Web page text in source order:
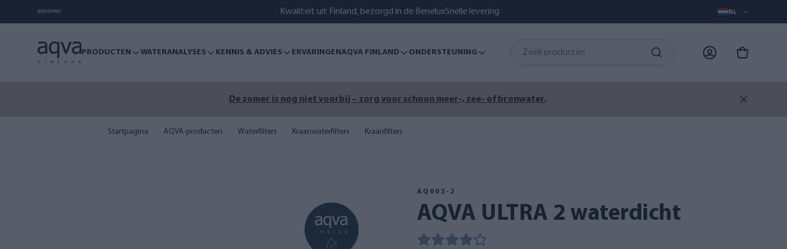
Kwaliteit uit Finland, bezorgd in de BeneluxSnelle levering NL
PRODUCTEN WATERANALYSES KENNIS & ADVIES ERVARINGENAQVA FINLAND ONDERSTEUNING
De zomer is nog niet voorbij – zorg voor schoon meer-, zee- of bronwater.
Startpagina AQVA-producten Waterfilters Kraanwaterfilters Kraanfilters
AQ003-2
AQVA ULTRA 2 waterdicht